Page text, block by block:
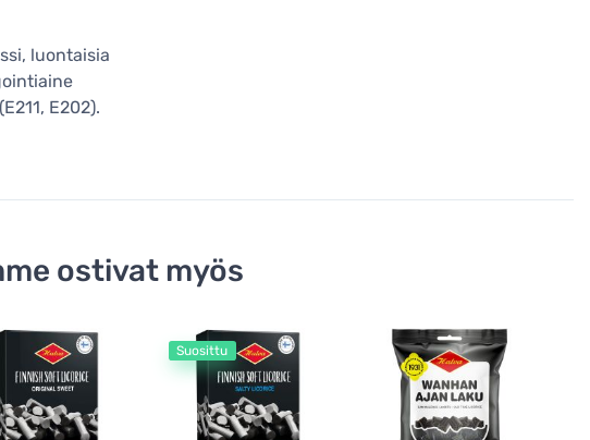
luontaisia
E202).
ostivat myös
Suosittu